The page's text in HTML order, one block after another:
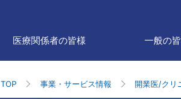
医療関係者の皆様 一般の
TOP 事業・サービス情報 開業医/クリ